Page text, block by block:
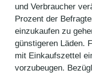
und Verbraucher
Prozent der
einzukaufen zu
günstigeren Läden.
mit Einkaufszettel
vorzubeugen.